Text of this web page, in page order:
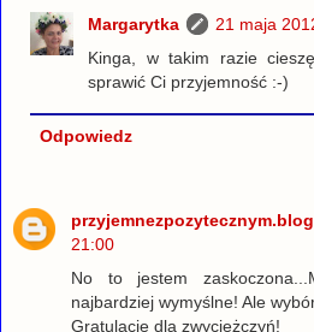
Margarytka
21 maja
Kinga, w takim razie
sprawić Ci przyjemność :-)
Odpowiedz
21:00
No to jestem
najbardziej wymyślne! Ale
Gratulacje dla zwyciężczyń!